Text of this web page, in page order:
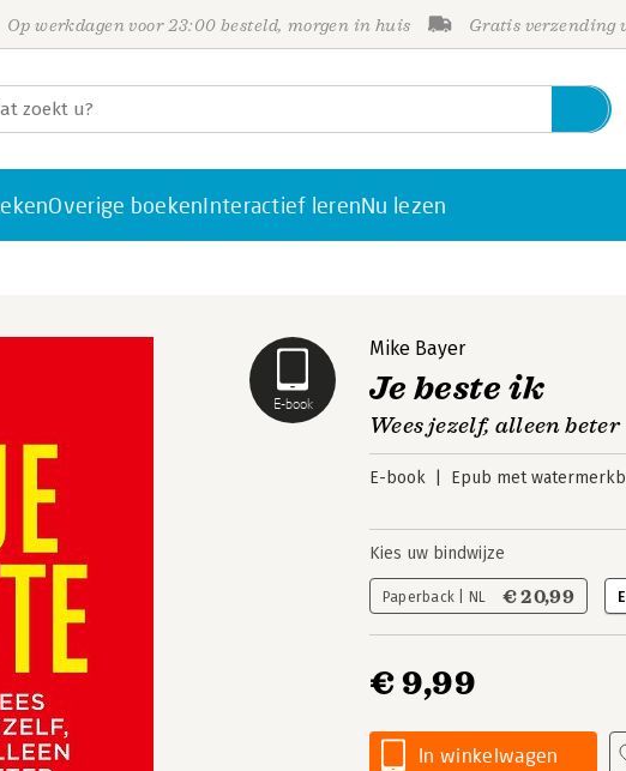
Op werkdagen voor 23:00 besteld, morgen in huis Gratis verzending
Overige boekenInteractief lerenNu lezen
E-book
Mike Bayer
Je beste ik
Wees jezelf, alleen beter
E-book Epub met
Kies uw bindwijze
Paperback | NL € 20,99
€ 9,99
In winkelwagen